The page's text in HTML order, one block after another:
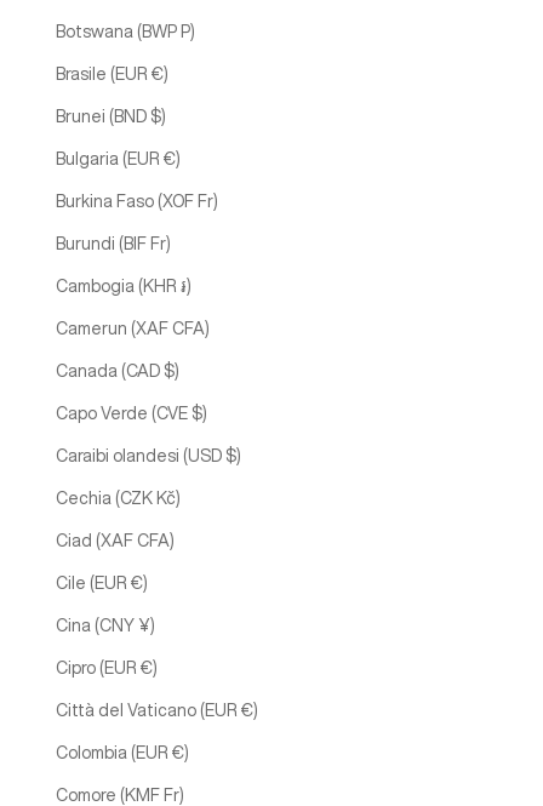
Botswana (BWP P)
Brasile (EUR €)
Brunei (BND $)
Bulgaria (EUR €)
Burkina Faso (XOF Fr)
Burundi (BIF Fr)
Cambogia (KHR ៛)
Camerun (XAF CFA)
Canada (CAD $)
Capo Verde (CVE $)
Caraibi olandesi (USD $)
Cechia (CZK Kč)
Ciad (XAF CFA)
Cile (EUR €)
Cina (CNY ¥)
Cipro (EUR €)
Città del Vaticano (EUR €)
Colombia (EUR €)
Comore (KMF Fr)